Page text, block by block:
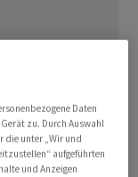
Daten
zu. Durch Auswahl
die unter „Wir und
aufgeführten
und Anzeigen